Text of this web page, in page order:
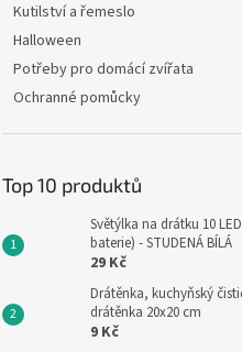
Kutilství a řemeslo
Halloween
Potřeby pro domácí zvířata
Ochranné pomůcky
Top 10 produktů
Světýlka na drátku 10
baterie) - STUDENÁ BÍLÁ
29 Kč
Drátěnka, kuchyňský
drátěnka 20x20 cm
9 Kč